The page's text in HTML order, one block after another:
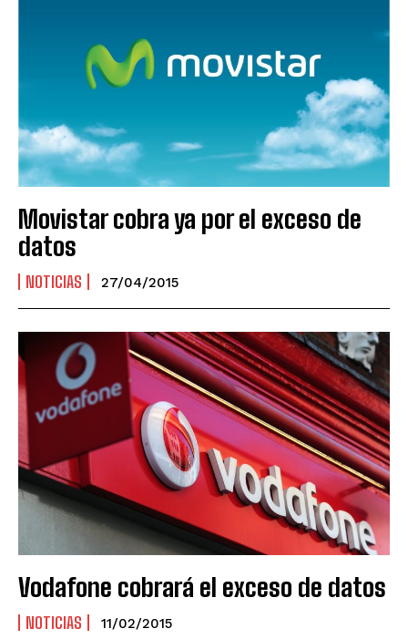
Movistar cobra ya por el exceso de
datos
NOTICIAS 27/04/2015
Vodafone cobrará el exceso de datos
NOTICIAS 11/02/2015